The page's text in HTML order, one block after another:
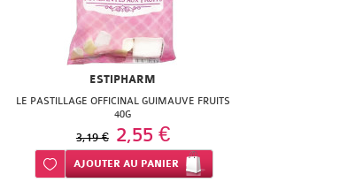
ESTIPHARM
LE PASTILLAGE OFFICINAL GUIMAUVE FRUITS
40G
3,19 € 2,55 €
Ajouter à ma liste d’envie
AJOUTER AU PANIER